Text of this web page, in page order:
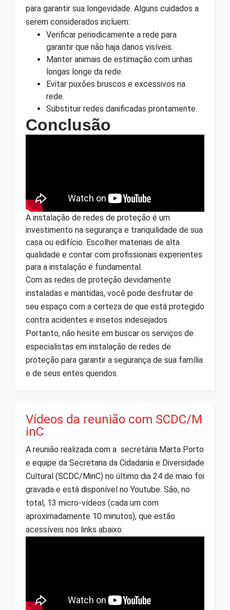
para garantir sua longevidade. Alguns cuidados a
serem considerados incluem:
Verificar periodicamente a rede para
garantir que não haja danos visíveis.
Manter animais de estimação com unhas
longas longe da rede.
Evitar puxões bruscos e excessivos na
rede.
Substituir redes danificadas prontamente.
Conclusão
A instalação de redes de proteção é um
investimento na segurança e tranquilidade de sua
casa ou edifício. Escolher materiais de alta
qualidade e contar com profissionais experientes
para a instalação é fundamental.
Com as redes de proteção devidamente
instaladas e mantidas, você pode desfrutar de
seu espaço com a certeza de que está protegido
contra acidentes e insetos indesejados.
Portanto, não hesite em buscar os serviços de
especialistas em instalação de redes de
proteção para garantir a segurança de sua família
e de seus entes queridos.
Vídeos da reunião com SCDC/M
inC
A reunião realizada com a secretária Marta Porto
e equipe da Secretaria da Cidadania e Diversidade
Cultural (SCDC/MinC) no último dia 24 de maio foi
gravada e está disponível no Youtube. São, no
total, 13 micro-vídeos (cada um com
aproximadamente 10 minutos), que estão
acessíveis nos links abaixo: